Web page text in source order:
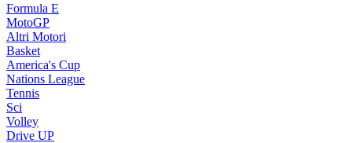
Formula E
MotoGP
Altri Motori
Basket
America's Cup
Nations League
Tennis
Sci
Volley
Drive UP